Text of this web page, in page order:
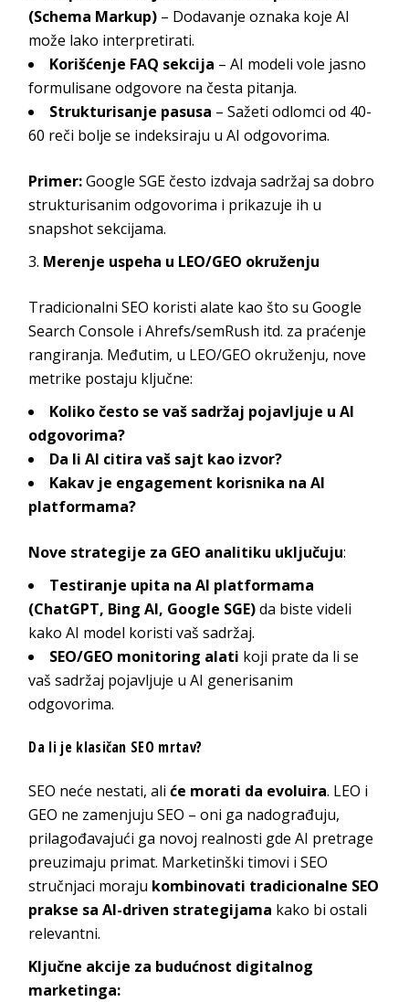
(Schema Markup) – Dodavanje oznaka koje AI
može lako interpretirati.
Korišćenje FAQ sekcija – AI modeli vole jasno
formulisane odgovore na česta pitanja.
Strukturisanje pasusa – Sažeti odlomci od 40-
60 reči bolje se indeksiraju u AI odgovorima.
Primer:Google SGE često izdvaja sadržaj sa dobro
strukturisanim odgovorima i prikazuje ih u
snapshot sekcijama.
Merenje uspeha u LEO/GEO okruženju
Tradicionalni SEO koristi alate kao što su Google
Search Console i Ahrefs/semRush itd. za praćenje
rangiranja. Međutim, u LEO/GEO okruženju, nove
metrike postaju ključne:
Koliko često se vaš sadržaj pojavljuje u AI
odgovorima?
Da li AI citira vaš sajt kao izvor?
Kakav je engagement korisnika na AI
platformama?
Nove strategije za GEO analitiku uključuju:
Testiranje upita na AI platformama
(ChatGPT, Bing AI, Google SGE)da biste videli
kako AI model koristi vaš sadržaj.
SEO/GEO monitoring alati koji prate da li se
vaš sadržaj pojavljuje u AI generisanim
odgovorima.
Da li je klasičan SEO mrtav?
SEO neće nestati, aliće morati da evoluira. LEO i
GEO ne zamenjuju SEO – oni ga nadograđuju,
prilagođavajući ga novoj realnosti gde AI pretrage
preuzimaju primat. Marketinški timovi i SEO
stručnjaci moraju kombinovati tradicionalne SEO
prakse sa AI-driven strategijama kako bi ostali
relevantni.
Ključne akcije za budućnost digitalnog
marketinga: